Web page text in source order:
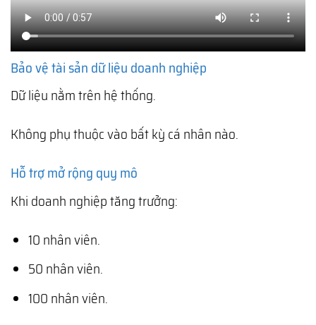
Bảo vệ tài sản dữ liệu doanh nghiệp
Dữ liệu nằm trên hệ thống.
Không phụ thuộc vào bất kỳ cá nhân nào.
Hỗ trợ mở rộng quy mô
Khi doanh nghiệp tăng trưởng:
10 nhân viên.
50 nhân viên.
100 nhân viên.